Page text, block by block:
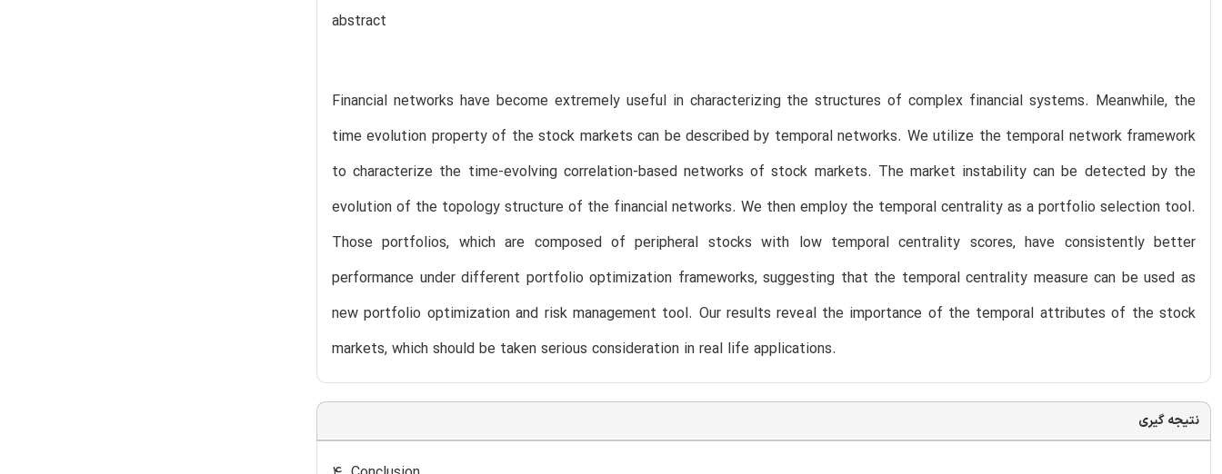
abstract
Financial networks have become extremely useful in characterizing the structures of complex financial systems. Meanwhile, the
time evolution property of the stock markets can be described by temporal networks. We utilize the temporal network framework
to characterize the time-evolving correlation-based networks of stock markets. The market instability can be detected by the
evolution of the topology structure of the financial networks. We then employ the temporal centrality as a portfolio selection tool.
Those portfolios, which are composed of peripheral stocks with low temporal centrality scores, have consistently better
performance under different portfolio optimization frameworks, suggesting that the temporal centrality measure can be used as
new portfolio optimization and risk management tool. Our results reveal the importance of the temporal attributes of the stock
markets, which should be taken serious consideration in real life applications.
نتیجه گیری